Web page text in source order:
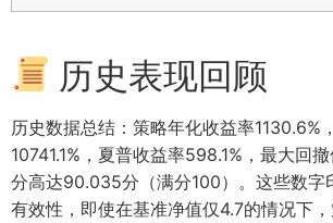
历史表现回顾
历史数据总结：策略年化收益率1130.6%
10741.1%，夏普收益率598.1%，最大回
分高达90.035分（满分100）。这些数字
有效性，即使在基准净值仅4.7的情况下